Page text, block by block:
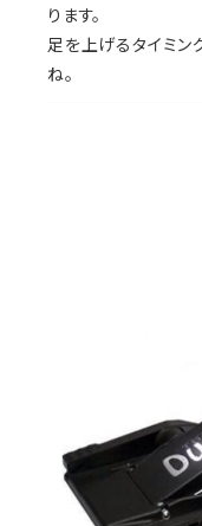
ります。
足を上げるタイミ
ね。